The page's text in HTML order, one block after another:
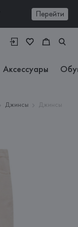
Перейти
Аксессуары
Джинсы
Джинсы